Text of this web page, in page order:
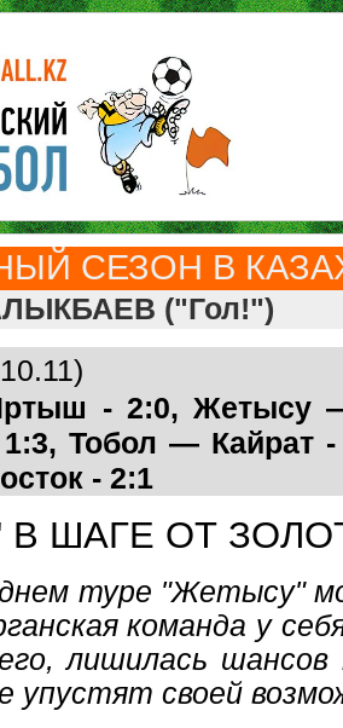
СЕЗОН В
("Гол!")
- 2:0, Жетысу
Тобол — Кайрат
- 2:1
В ШАГЕ ОТ
туре "Жетысу"
команда у
лишилась
упустят своей